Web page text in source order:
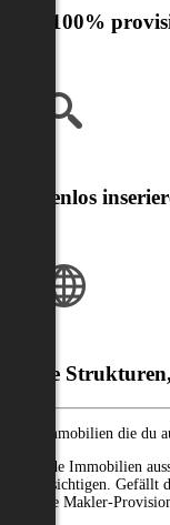
Nur 100%
Kostenlos
Klare
Alle Immobilien die du
Passende Immobilien
und besichtigen. Gefällt
gesamte Makler-